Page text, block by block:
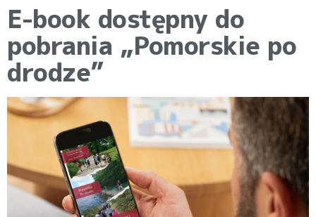
E-book dostępny do
pobrania „Pomorskie po
drodze”